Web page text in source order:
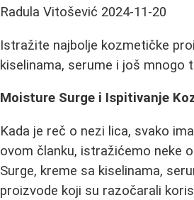
Radula Vitošević 2024-11-20
Istražite najbolje kozmetičke
kiselinama, serume i još mnogo
Moisture Surge i Ispitivanje
Kada je reč o nezi lica, svako
ovom članku, istražićemo neke
Surge, kreme sa kiselinama,
proizvode koji su razočarali